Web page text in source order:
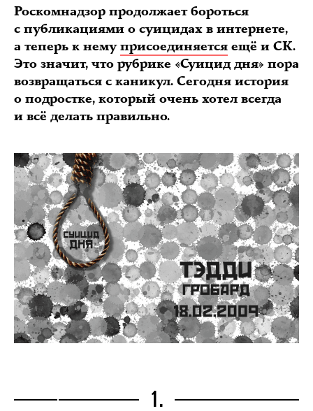
Роскомнадзор продолжает бороться
с публикациями о суицидах в интернете,
а теперь к немуприсоединяется ещё и СК.
Это значит, что рубрике «Суицид дня» пора
возвращаться с каникул. Сегодня история
о подростке, который очень хотел всегда
и всё делать правильно.
1.